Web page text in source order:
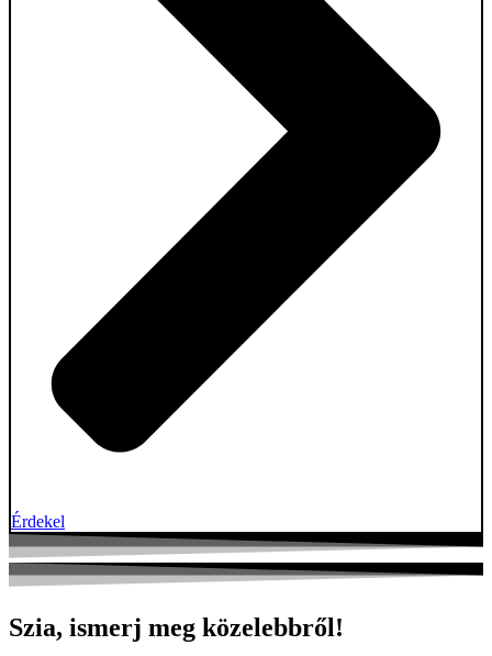
Érdekel
Szia, ismerj meg közelebbről!